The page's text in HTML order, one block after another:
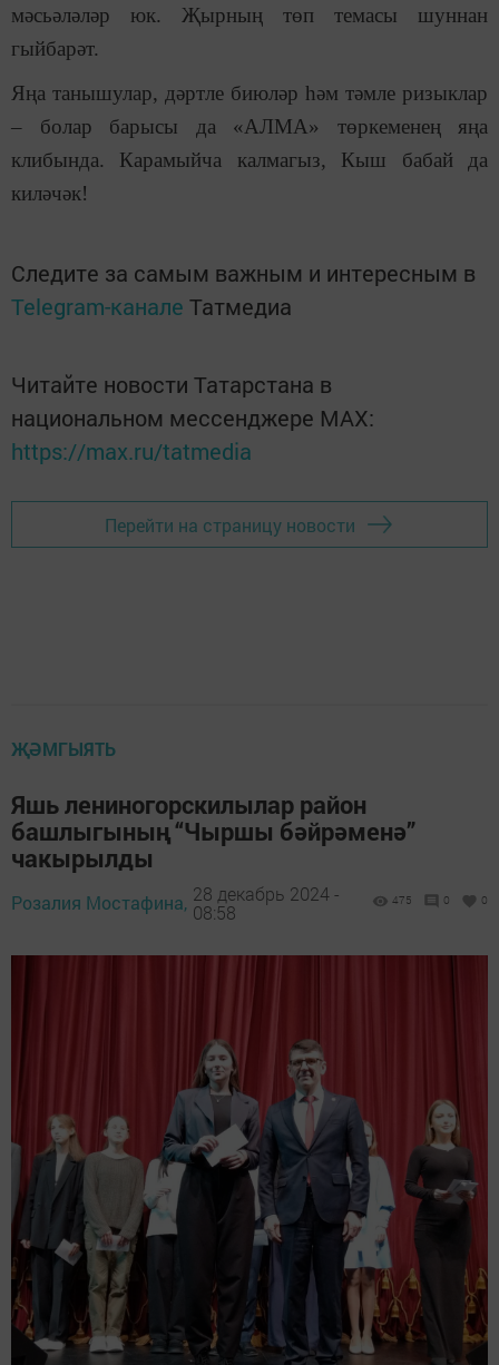
мәсьәләләр юк. Җырның төп темасы шуннан
гыйбарәт.
Яңа танышулар, дәртле биюләр һәм тәмле ризыклар
‒ болар барысы да «АЛМА» төркеменең яңа
клибында. Карамыйча калмагыз, Кыш бабай да
киләчәк!
Следите за самым важным и интересным в
Telegram-канале Татмедиа
Читайте новости Татарстана в
национальном мессенджере MАХ:
https://max.ru/tatmedia
Перейти на страницу новости
ҖӘМГЫЯТЬ
Яшь лениногорскилылар район
башлыгының “Чыршы бәйрәменә”
чакырылды
Розалия Мостафина, 28 декабрь 2024 -
08:58
475 0 0